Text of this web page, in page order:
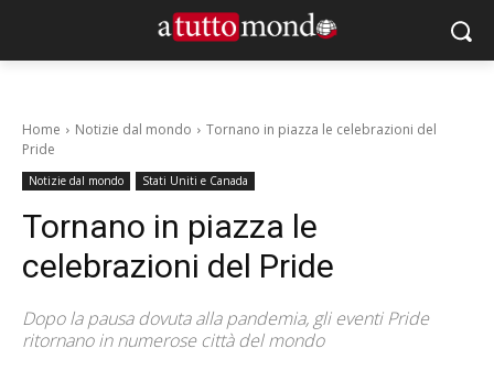
Home Notizie dal mondo
Tornano in piazza le celebrazioni del
Pride
Notizie dal mondo Stati Uniti e Canada
Tornano in piazza le
celebrazioni del Pride
Dopo la pausa dovuta alla pandemia, gli eventi Pride
ritornano in numerose città del mondo